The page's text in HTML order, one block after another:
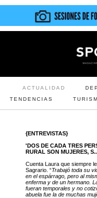
ACTUALIDAD
TENDENCIAS
{ENTREVISTAS}
'DOS DE CADA TRES
RURAL SON MUJERES,
Cuenta Laura que siempre
Sagrario. “Trabajó toda su
en el espárrago, pero al
enferma y de un hermano.
fueran temporales y no
abuela fue la de muchas